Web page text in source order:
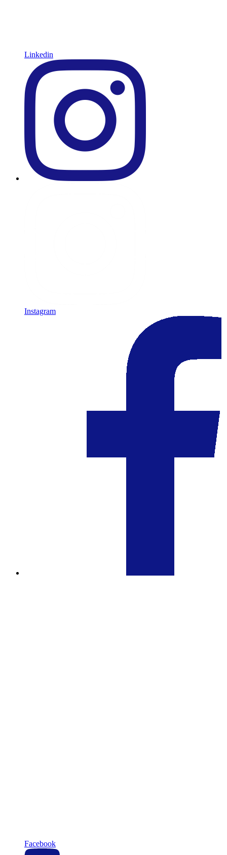
Linkedin
Instagram
Facebook